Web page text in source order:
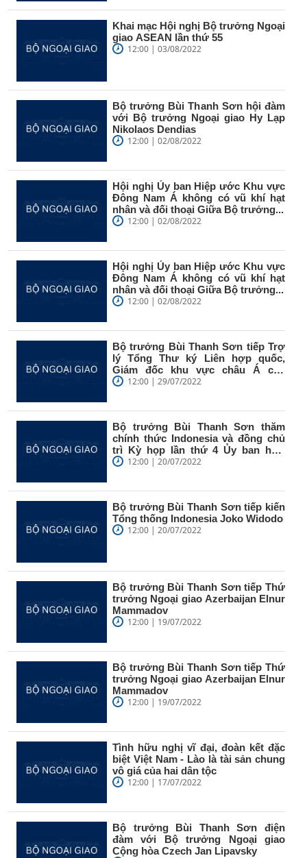
Khai mạc Hội nghị Bộ trưởng Ngoại
giao ASEAN lần thứ 55
12:00 | 03/08/2022
Bộ trưởng Bùi Thanh Sơn hội đàm
với Bộ trưởng Ngoại giao Hy Lạp
Nikolaos Dendias
12:00 | 02/08/2022
Hội nghị Ủy ban Hiệp ước Khu vực
Đông Nam Á không có vũ khí hạt
nhân và đối thoại Giữa Bộ trưởng...
12:00 | 02/08/2022
Hội nghị Ủy ban Hiệp ước Khu vực
Đông Nam Á không có vũ khí hạt
nhân và đối thoại Giữa Bộ trưởng...
12:00 | 02/08/2022
Bộ trưởng Bùi Thanh Sơn tiếp Trợ
lý Tổng Thư ký Liên hợp quốc,
Giám đốc khu vực châu Á của
UNDP...
12:00 | 29/07/2022
Bộ trưởng Bùi Thanh Sơn thăm
chính thức Indonesia và đồng chủ
trì Kỳ họp lần thứ 4 Ủy ban hợp
tác...12:00 | 20/07/2022
Bộ trưởng Bùi Thanh Sơn tiếp kiến
Tổng thống Indonesia Joko Widodo
12:00 | 20/07/2022
Bộ trưởng Bùi Thanh Sơn tiếp Thứ
trưởng Ngoại giao Azerbaijan Elnur
Mammadov
12:00 | 19/07/2022
Bộ trưởng Bùi Thanh Sơn tiếp Thứ
trưởng Ngoại giao Azerbaijan Elnur
Mammadov
12:00 | 19/07/2022
Tình hữu nghị vĩ đại, đoàn kết đặc
biệt Việt Nam - Lào là tài sản chung
vô giá của hai dân tộc
12:00 | 17/07/2022
Bộ trưởng Bùi Thanh Sơn điện
đàm với Bộ trưởng Ngoại giao
Cộng hòa Czech Jan Lipavsky